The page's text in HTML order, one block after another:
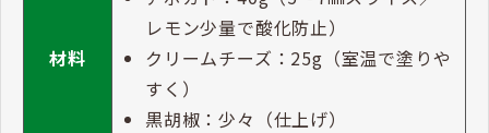
材料
レモン少量で酸化防止）
クリームチーズ：25g（室温で塗りや
すく）
黒胡椒：少々（仕上げ）